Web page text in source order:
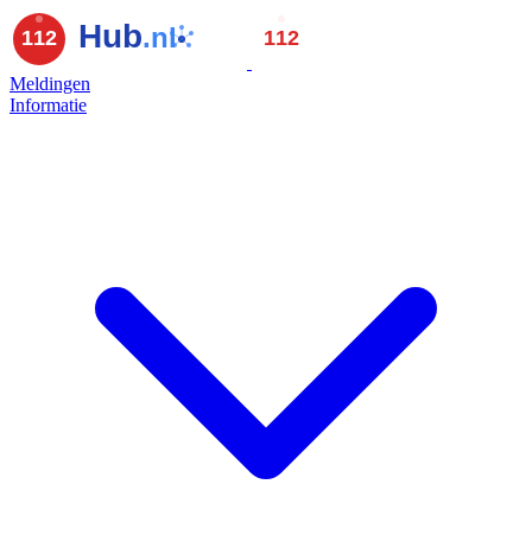
Meldingen
Informatie